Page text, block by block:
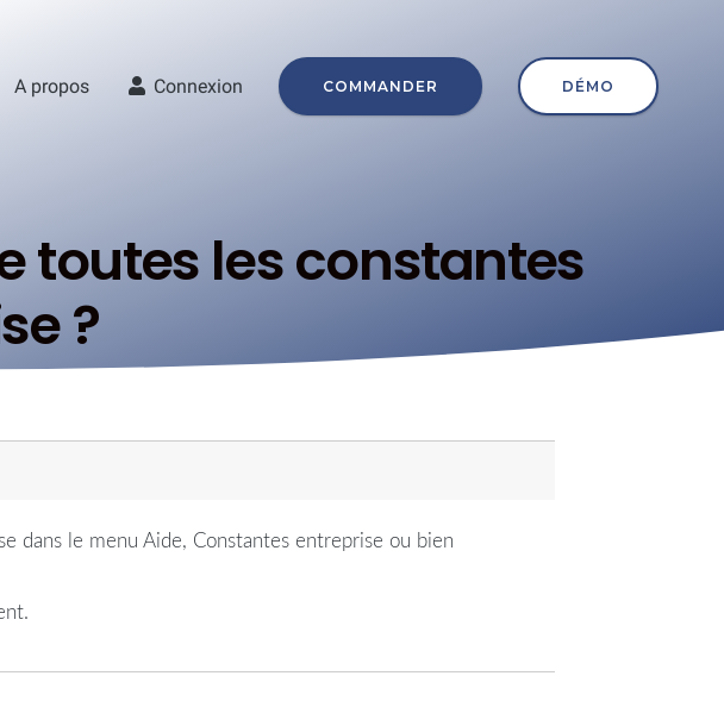
A propos Connexion COMMANDER DÉMO
toutes les constantes
?
dans le menu Aide, Constantes entreprise ou bien